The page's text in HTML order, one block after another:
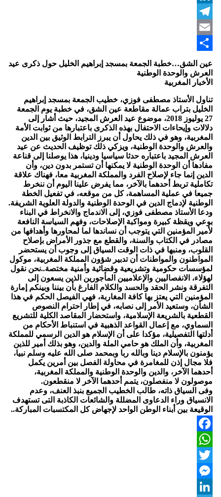
LinkedIn
Telegram
Email
Share
عين الشق…خطبة الجمعة بمسجد إبراهيم الخليل حول ذكرى عيد
العرش والوحدة الوطنية
الأخبار المغربية
تناول الأستاذ مصطفى فوزي، خطيب الجمعة بمسجد إبراهيم
الخليل بتراب عمالة مقاطعة عين الشق، في خطبة يوم الجمعة
27 يوليوز 2018، موضوع عيد العرش المجيد، حيث أشار إلى
دلالات وإيحاءات الاحتفال بهذه الذكرى باعتبارها من ثوابت الأمة
المغربية، وهو في ذلك يحاول أن يبرز الترابط الوثيق بين الدين
والعرش والوحدة الوطنية، ويزكي ذلك توظيف الحديث عن عيد
العرش المجيد باعتباره حدثا سياسيا ودينيا، هذا يوصلنا إلى قناعة
مفادها أن الوحدة الوطنية لا يمكنها أن تستمر بدون دين، وأن
الدين إنما جاء لإصلاح الفرد والمملكة المغربية معا، فهناك علاقة
تكاملية تربط أحدهما بالآخر، مما يفرض علينا اليوم أن ننخرط
جميعا في عملية المساهمة، كل من موقعه، في تفعيل الخطة
الوطنية لإدماج الدين في الوحدة الوطنية والدولة العلوية الشريفة.
ودعا الأستاذ مصطفى فوزي، إلى الاندماج والانخراط في البناء
بوعي ويقظة كبيرة ومواكبة الإصلاحات، وفهم السياسة النافعة
لأمير المؤمنين التي يتوجب أن نساندها لما لمحاورها وأهدافها من
مصادر في الكتاب والسنة، والقطع مع جذور الأمراض بإصلاح
القلوب، ومنبها في ذات الوقت السياق إلى وجوب أن يستحضر
المواطنون والمواطنات أن تدبير شؤون المملكة المغربية، موكول
لمؤسسات حكومية وتشريعية وقضائية وأمنية مختصة..نحن نقول
لهؤلاء، الانفصاليين والإعلاميين المأجورين الذين يسعون إلى
التفرقة ونشر الحقد والحسد والكلام الفارغ بأن بيننا وبينكم إمارة
المؤمنين التي يعتز بها كافة المغاربة، فهي الفيصل الحكم في هذا
الشأن، وستعيد الأمر إلى نصابه، في إطار احترام النصوص
القطعية بالشريعة الإسلامية، واستحضار المقاصد الكلية للتشريع
السماوي، مع إعمال القواعد الذهبية في استنباط الأحكام من
أدلتها التفصيلية، مؤكدا على أن الإسلام هو الدين الرسمي للمملكة
المغربية، وأن الملك هو حامي الملة والدين، وهو بذلك أمير للذين
يؤمنون بالإسلام دينا وبالله ربا وبمحمد صلى الله عليه وسلم نبيا،
فلا مجال إذن للمغامرة في محاولة الفصل بين أمرين يكمل
أحدهما الآخر، والدين والوحدة الوطنية والمملكة المغربية،
موصولون لا منفصلون، يتمم أحدهما الآخر لا منقطعون.
وفى السياق ذاته، طالب الخطيب الجميع بنبذ العنف، وعدم
الانسياق وراء الدعاوى المضللة والشائعات الكاذبة التى تستهدف
الوقيعة بين أبناء الوطن الواحد لإجهاض كل المكتسبات المباركة..
Facebook
WhatsApp
Twitter
Messenger